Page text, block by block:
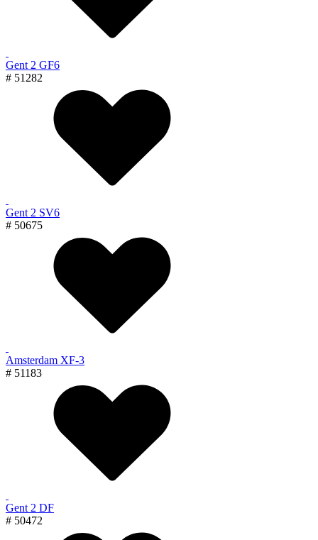
Gent 2 GF6
# 51282
Gent 2 SV6
# 50675
Amsterdam XF-3
# 51183
Gent 2 DF
# 50472